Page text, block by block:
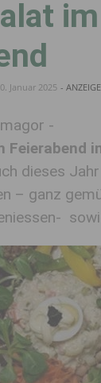
Januar 2025 - ANZEIGE
-
Feierabend
dieses
– ganz